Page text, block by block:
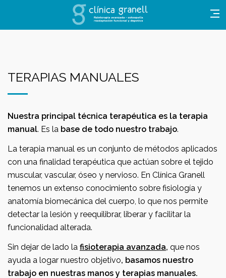
TERAPIAS MANUALES
Nuestra principal técnica terapéutica es la terapia
manual. Es la base de todo nuestro trabajo.
La terapia manual es un conjunto de métodos aplicados
con una finalidad terapéutica que actúan sobre el tejido
muscular, vascular, óseo y nervioso. En Clínica Granell
tenemos un extenso conocimiento sobre fisiología y
anatomía biomecánica del cuerpo, lo que nos permite
detectar la lesión y reequilibrar, liberar y facilitar la
funcionalidad alterada.
Sin dejar de lado la fisioterapia avanzada, que nos
ayuda a logar nuestro objetivo, basamos nuestro
trabajo en nuestras manos y terapias manuales.